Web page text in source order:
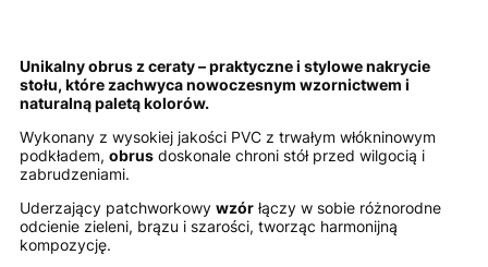
Unikalnyobrus z ceraty – praktyczne i stylowe nakrycie
stołu, które zachwyca nowoczesnym wzornictwem i
naturalną paletą kolorów.
Wykonany z wysokiej jakości PVC z trwałym włókninowym
podkładem, obrus doskonale chroni stół przed wilgocią i
zabrudzeniami.
Uderzający patchworkowy wzór łączy w sobie różnorodne
odcienie zieleni, brązu i szarości, tworząc harmonijną
kompozycję.